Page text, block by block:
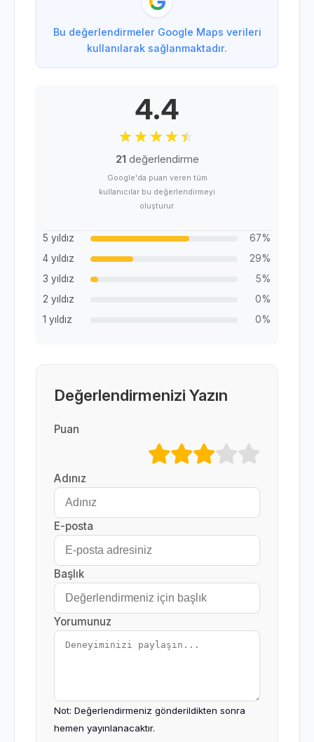
Bu değerlendirmeler Google Maps verileri
kullanılarak sağlanmaktadır.
4.4
21 değerlendirme
Google'da puan veren tüm
kullanıcılar bu değerlendirmeyi
oluşturur.
5 yıldız
67%
4 yıldız
29%
3 yıldız
5%
2 yıldız
0%
1 yıldız
0%
Değerlendirmenizi Yazın
Puan
Adınız
E-posta
Başlık
Yorumunuz
Not: Değerlendirmeniz gönderildikten sonra
hemen yayınlanacaktır.